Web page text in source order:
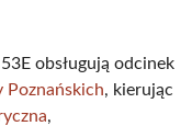
obsługują odcinek
Poznańskich, kierując
,